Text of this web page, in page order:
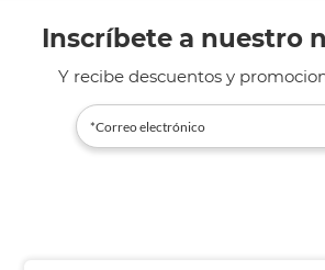
Inscríbete a nuestro
Y recibe descuentos y